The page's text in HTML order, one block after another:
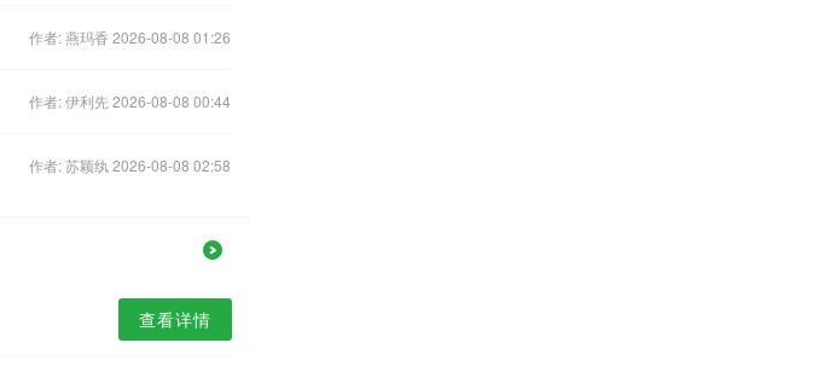
作者: 燕玛香 2026-08-08 01:26
作者: 伊利先 2026-08-08 00:44
作者: 苏颖纨 2026-08-08 02:58
查看详情